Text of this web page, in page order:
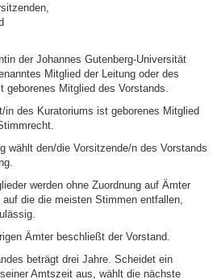
der Johannes Gutenberg-Universität
Mitglied der Leitung oder des
geborenes Mitglied des Vorstands.
in des Kuratoriums ist geborenes Mitglied
wählt den/die Vorsitzende/n des Vorstands
werden ohne Zuordnung auf Ämter
die die meisten Stimmen entfallen,
Ämter beschließt der Vorstand.
beträgt drei Jahre. Scheidet ein
Amtszeit aus, wählt die nächste